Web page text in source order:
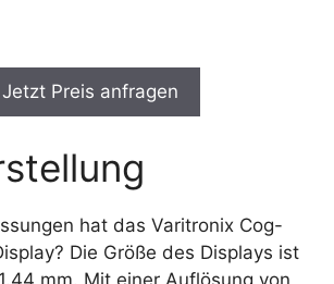
Jetzt Preis anfragen
hat das Varitronix Cog-
Die Größe des Displays ist
mm. Mit einer Auflösung von